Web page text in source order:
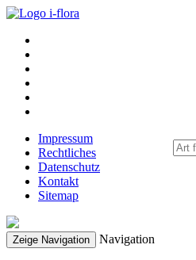
Impressum
Rechtliches
Datenschutz
Kontakt
Sitemap
Zeige Navigation Navigation